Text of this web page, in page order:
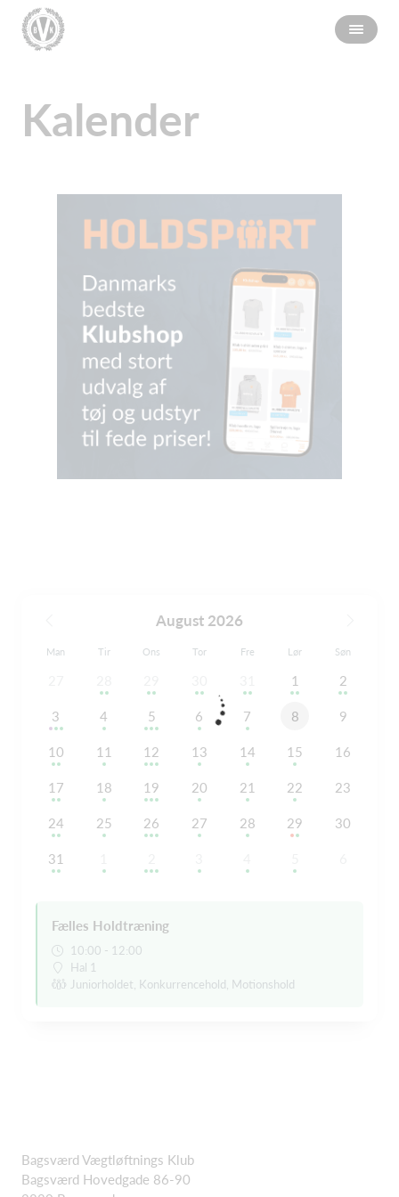
Kalender
August 2026
Man Tir Ons Tor Fre Lør Søn
1 2
3 4 5 6 7 8 9
10 11 12 13 14 15 16
17 18 19 20 21 22 23
24 25 26 27 28 29 30
31
Fælles Holdtræning
10:00 - 12:00
Hal 1
Juniorholdet, Konkurrencehold, Motionshold
Bagsværd Vægtløftnings Klub
Bagsværd Hovedgade 86-90